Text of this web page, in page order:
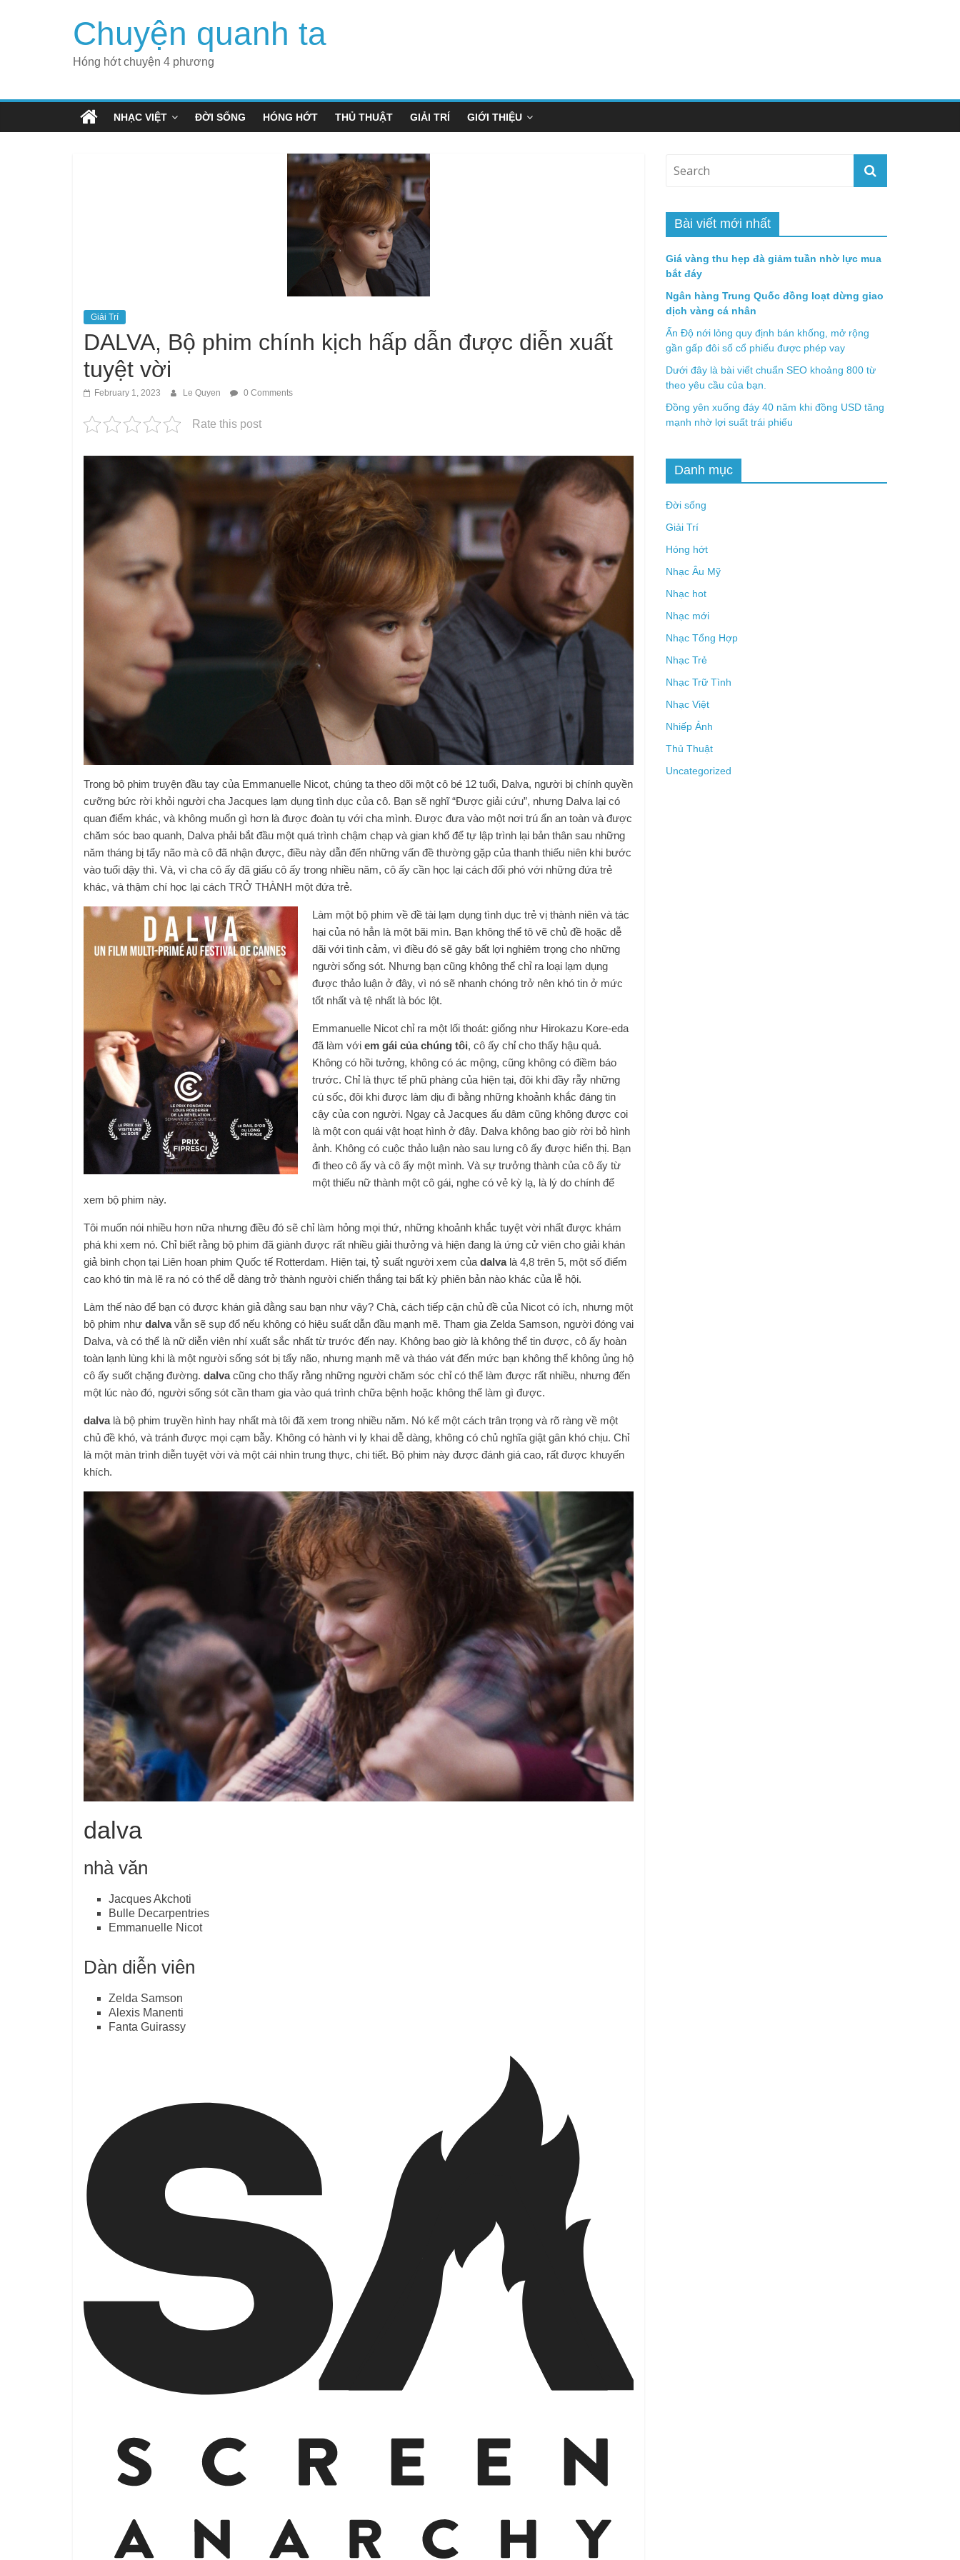
Chuyện quanh ta
Hóng hớt chuyện 4 phương
NHẠC VIỆT ĐỜI SỐNG HÓNG HỚT THỦ THUẬT GIẢI TRÍ GIỚI THIỆU
Giải Trí
DALVA, Bộ phim chính kịch hấp dẫn được diễn xuất
tuyệt vời
February 1, 2023 Le Quyen 0 Comments
Rate this post
Trong bộ phim truyện đầu tay của Emmanuelle Nicot, chúng ta theo dõi một cô bé 12 tuổi, Dalva, người bị chính quyền
cưỡng bức rời khỏi người cha Jacques lạm dụng tình dục của cô. Bạn sẽ nghĩ “Được giải cứu”, nhưng Dalva lại có
quan điểm khác, và không muốn gì hơn là được đoàn tụ với cha mình. Được đưa vào một nơi trú ẩn an toàn và được
chăm sóc bao quanh, Dalva phải bắt đầu một quá trình chậm chạp và gian khổ để tự lập trình lại bản thân sau những
năm tháng bị tẩy não mà cô đã nhận được, điều này dẫn đến những vấn đề thường gặp của thanh thiếu niên khi bước
vào tuổi dậy thì. Và, vì cha cô ấy đã giấu cô ấy trong nhiều năm, cô ấy cần học lại cách đối phó với những đứa trẻ
khác, và thậm chí học lại cách TRỞ THÀNH một đứa trẻ.
Làm một bộ phim về đề tài lạm dụng tình dục trẻ vị thành niên và tác
hại của nó hẳn là một bãi mìn. Bạn không thể tô vẽ chủ đề hoặc dễ
dãi với tình cảm, vì điều đó sẽ gây bất lợi nghiêm trọng cho những
người sống sót. Nhưng bạn cũng không thể chỉ ra loại lạm dụng
được thảo luận ở đây, vì nó sẽ nhanh chóng trở nên khó tin ở mức
tốt nhất và tệ nhất là bóc lột.
Emmanuelle Nicot chỉ ra một lối thoát: giống như Hirokazu Kore-eda
đã làm với em gái của chúng tôi, cô ấy chỉ cho thấy hậu quả.
Không có hồi tưởng, không có ác mộng, cũng không có điềm báo
trước. Chỉ là thực tế phũ phàng của hiện tại, đôi khi đầy rẫy những
cú sốc, đôi khi được làm dịu đi bằng những khoảnh khắc đáng tin
cậy của con người. Ngay cả Jacques ấu dâm cũng không được coi
là một con quái vật hoạt hình ở đây. Dalva không bao giờ rời bỏ hình
ảnh. Không có cuộc thảo luận nào sau lưng cô ấy được hiển thị. Bạn
đi theo cô ấy và cô ấy một mình. Và sự trưởng thành của cô ấy từ
một thiếu nữ thành một cô gái, nghe có vẻ kỳ lạ, là lý do chính để
xem bộ phim này.
Tôi muốn nói nhiều hơn nữa nhưng điều đó sẽ chỉ làm hỏng mọi thứ, những khoảnh khắc tuyệt vời nhất được khám
phá khi xem nó. Chỉ biết rằng bộ phim đã giành được rất nhiều giải thưởng và hiện đang là ứng cử viên cho giải khán
giả bình chọn tại Liên hoan phim Quốc tế Rotterdam. Hiện tại, tỷ suất người xem của dalvalà 4,8 trên 5, một số điểm
cao khó tin mà lẽ ra nó có thể dễ dàng trở thành người chiến thắng tại bất kỳ phiên bản nào khác của lễ hội.
Làm thế nào để bạn có được khán giả đằng sau bạn như vậy? Chà, cách tiếp cận chủ đề của Nicot có ích, nhưng một
bộ phim như dalvavẫn sẽ sụp đổ nếu không có hiệu suất dẫn đầu mạnh mẽ. Tham gia Zelda Samson, người đóng vai
Dalva, và có thể là nữ diễn viên nhí xuất sắc nhất từ ​​​​trước đến nay. Không bao giờ là không thể tin được, cô ấy hoàn
toàn lạnh lùng khi là một người sống sót bị tẩy não, nhưng mạnh mẽ và tháo vát đến mức bạn không thể không ủng hộ
cô ấy suốt chặng đường. dalvacũng cho thấy rằng những người chăm sóc chỉ có thể làm được rất nhiều, nhưng đến
một lúc nào đó, người sống sót cần tham gia vào quá trình chữa bệnh hoặc không thể làm gì được.
dalvalà bộ phim truyền hình hay nhất mà tôi đã xem trong nhiều năm. Nó kể một cách trân trọng và rõ ràng về một
chủ đề khó, và tránh được mọi cạm bẫy. Không có hành vi ly khai dễ dàng, không có chủ nghĩa giật gân khó chịu. Chỉ
là một màn trình diễn tuyệt vời và một cái nhìn trung thực, chi tiết. Bộ phim này được đánh giá cao, rất được khuyến
khích.
dalva
nhà văn
Jacques Akchoti
Bulle Decarpentries
Emmanuelle Nicot
Dàn diễn viên
Zelda Samson
Alexis Manenti
Fanta Guirassy
Bài viết mới nhất
Giá vàng thu hẹp đà giảm tuần nhờ lực mua
bắt đáy
Ngân hàng Trung Quốc đồng loạt dừng giao
dịch vàng cá nhân
Ấn Độ nới lỏng quy định bán khống, mở rộng
gần gấp đôi số cổ phiếu được phép vay
Dưới đây là bài viết chuẩn SEO khoảng 800 từ
theo yêu cầu của bạn.
Đồng yên xuống đáy 40 năm khi đồng USD tăng
mạnh nhờ lợi suất trái phiếu
Danh mục
Đời sống
Giải Trí
Hóng hớt
Nhạc Âu Mỹ
Nhạc hot
Nhạc mới
Nhạc Tổng Hợp
Nhạc Trẻ
Nhạc Trữ Tình
Nhạc Việt
Nhiếp Ảnh
Thủ Thuật
Uncategorized